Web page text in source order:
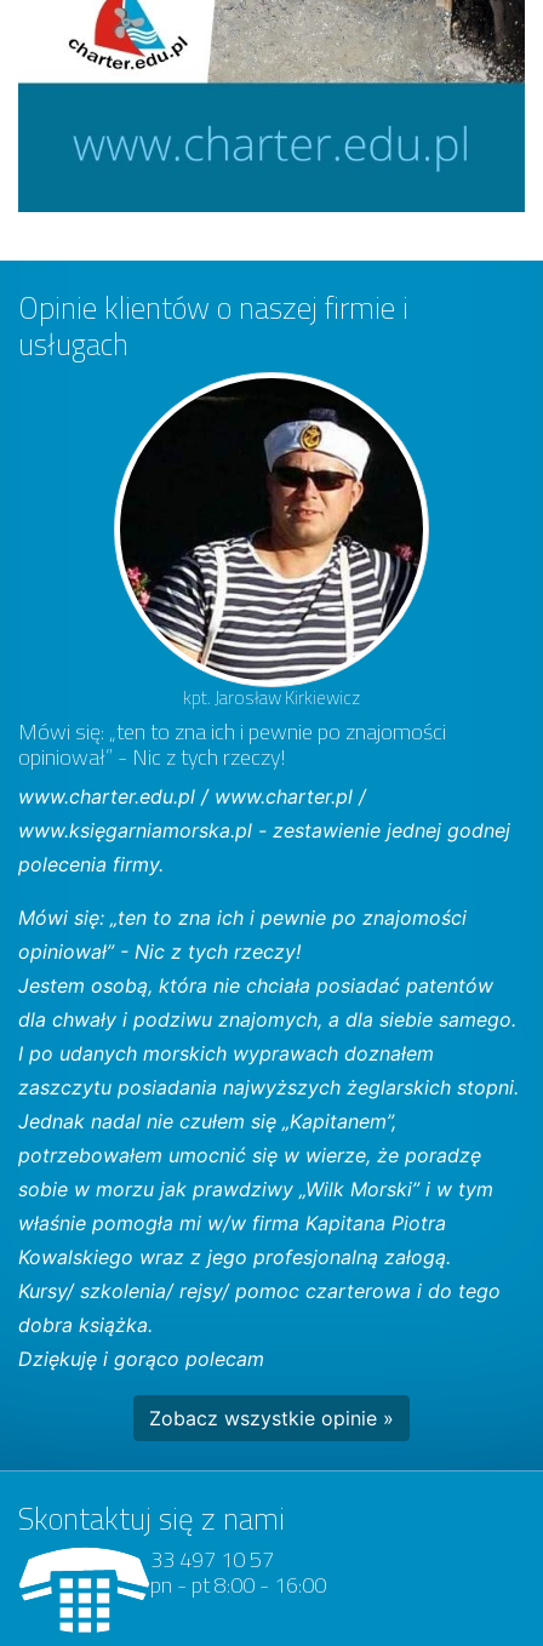
Opinie klientów o naszej firmie i
usługach
kpt. Jarosław Kirkiewicz
Mówi się: „ten to zna ich i pewnie po znajomości
opiniował” - Nic z tych rzeczy!
www.charter.edu.pl / www.charter.pl /
www.księgarniamorska.pl - zestawienie jednej godnej
polecenia firmy.
Mówi się: „ten to zna ich i pewnie po znajomości
opiniował” - Nic z tych rzeczy!
Jestem osobą, która nie chciała posiadać patentów
dla chwały i podziwu znajomych, a dla siebie samego.
I po udanych morskich wyprawach doznałem
zaszczytu posiadania najwyższych żeglarskich stopni.
Jednak nadal nie czułem się „Kapitanem”,
potrzebowałem umocnić się w wierze, że poradzę
sobie w morzu jak prawdziwy „​Wilk Morski​” i w tym
właśnie pomogła mi w/w firma Kapitana Piotra
Kowalskiego wraz z jego profesjonalną załogą.
Kursy/ szkolenia/ rejsy/ pomoc czarterowa i do tego
dobra książka.
​Dziękuję i gorąco polecam ​
Zobacz wszystkie opinie »
Skontaktuj się z nami
33 497 10 57
pn - pt 8:00 - 16:00